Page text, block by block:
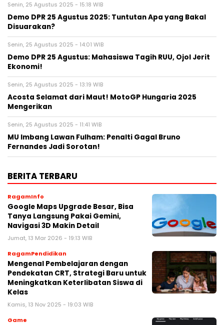
Senin, 25 Agustus 2025 - 15:18 WIB
Demo DPR 25 Agustus 2025: Tuntutan Apa yang Bakal
Disuarakan?
Senin, 25 Agustus 2025 - 14:01 WIB
Demo DPR 25 Agustus: Mahasiswa Tagih RUU, Ojol Jerit
Ekonomi!
Senin, 25 Agustus 2025 - 13:19 WIB
Acosta Selamat dari Maut! MotoGP Hungaria 2025
Mengerikan
Senin, 25 Agustus 2025 - 11:41 WIB
MU Imbang Lawan Fulham: Penalti Gagal Bruno
Fernandes Jadi Sorotan!
BERITA TERBARU
RagamInfo
Google Maps Upgrade Besar, Bisa
Tanya Langsung Pakai Gemini,
Navigasi 3D Makin Detail
Jumat, 13 Mar 2026 - 19:13 WIB
RagamPendidikan
Mengenal Pembelajaran dengan
Pendekatan CRT, Strategi Baru untuk
Meningkatkan Keterlibatan Siswa di
Kelas
Kamis, 13 Nov 2025 - 19:03 WIB
Game